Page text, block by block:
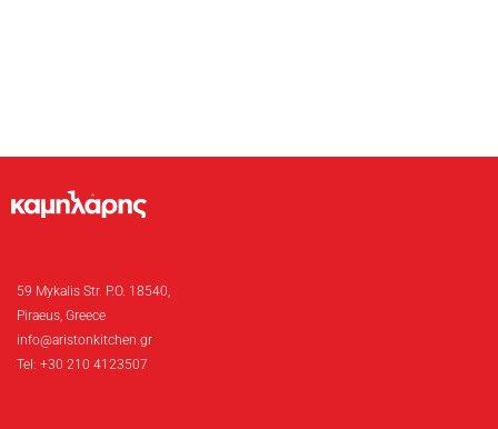
59 Mykalis Str. P.O. 18540,
Piraeus, Greece
info@aristonkitchen.gr
Tel: +30 210 4123507